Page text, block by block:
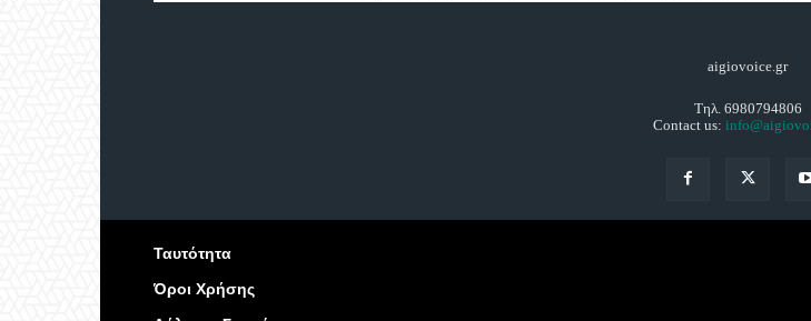
aigiovoice.gr
Τηλ. 6980794806
Contact us:
Ταυτότητα
Όροι Χρήσης